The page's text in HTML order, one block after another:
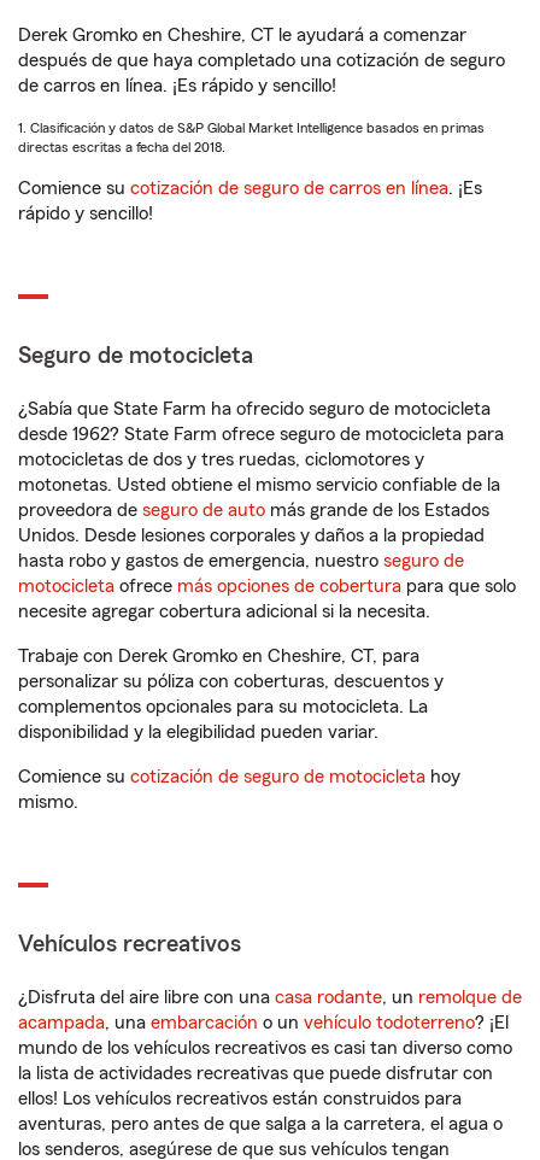
Derek Gromko en Cheshire, CT le ayudará a comenzar
después de que haya completado una cotización de seguro
de carros en línea. ¡Es rápido y sencillo!
1. Clasificación y datos de S&P Global Market Intelligence basados en primas
directas escritas a fecha del 2018.
Comience su cotización de seguro de carros en línea. ¡Es
rápido y sencillo!
Seguro de motocicleta
¿Sabía que State Farm ha ofrecido seguro de motocicleta
desde 1962? State Farm ofrece seguro de motocicleta para
motocicletas de dos y tres ruedas, ciclomotores y
motonetas. Usted obtiene el mismo servicio confiable de la
proveedora de seguro de auto más grande de los Estados
Unidos. Desde lesiones corporales y daños a la propiedad
hasta robo y gastos de emergencia, nuestro seguro de
motocicleta ofrece más opciones de cobertura para que solo
necesite agregar cobertura adicional si la necesita.
Trabaje con Derek Gromko en Cheshire, CT, para
personalizar su póliza con coberturas, descuentos y
complementos opcionales para su motocicleta. La
disponibilidad y la elegibilidad pueden variar.
Comience su cotización de seguro de motocicleta hoy
mismo.
Vehículos recreativos
¿Disfruta del aire libre con una casa rodante, un remolque de
acampada, una embarcación o un vehículo todoterreno? ¡El
mundo de los vehículos recreativos es casi tan diverso como
la lista de actividades recreativas que puede disfrutar con
ellos! Los vehículos recreativos están construidos para
aventuras, pero antes de que salga a la carretera, el agua o
los senderos, asegúrese de que sus vehículos tengan